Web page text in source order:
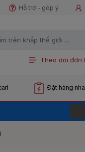
Hỗ trợ - góp ý
Theo dõi đơn
Đặt hàng